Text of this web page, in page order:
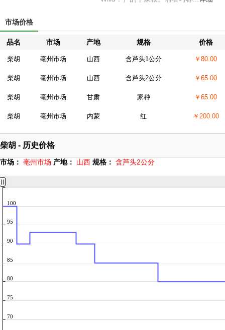
市场价格
品名 市场 产地 规格 价格
柴胡 亳州市场 山西 含芦头1公分 ￥80.00
柴胡 亳州市场 山西 含芦头2公分 ￥65.00
柴胡 亳州市场 甘肃 家种 ￥65.00
柴胡 亳州市场 内蒙 红 ￥200.00
柴胡 - 历史价格
市场： 亳州市场 产地： 山西 规格： 含芦头2公分
70
75
80
85
90
95
100